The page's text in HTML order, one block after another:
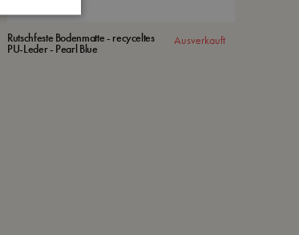
Rutschfeste Bodenmatte - recyceltes
PU-Leder - Pearl Blue
Ausverkauft